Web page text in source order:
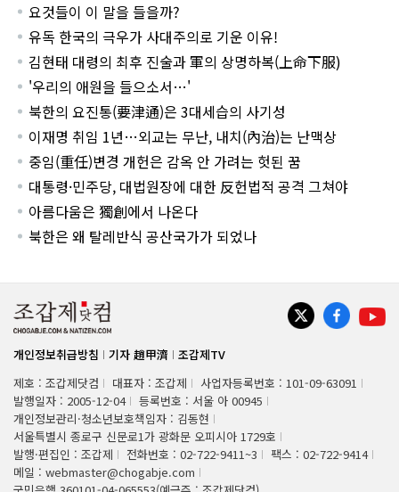
요것들이 이 말을 들을까?
유독 한국의 극우가 사대주의로 기운 이유!
김현태 대령의 최후 진술과 軍의 상명하복(上命下服)
'우리의 애원을 들으소서…'
북한의 요진통(要津通)은 3대세습의 사기성
이재명 취임 1년…외교는 무난, 내치(內治)는 난맥상
중임(重任)변경 개헌은 감옥 안 가려는 헛된 꿈
대통령·민주당, 대법원장에 대한 反헌법적 공격 그쳐야
아름다움은 獨創에서 나온다
북한은 왜 탈레반식 공산국가가 되었나
개인정보취급방침 기자 趙甲濟
조갑제TV
제호 : 조갑제닷컴
대표자 : 조갑제
사업자등록번호 : 101-09-63091
발행일자 : 2005-12-04
등록번호 : 서울 아 00945
개인정보관리·청소년보호책임자 : 김동현
서울특별시 종로구 신문로1가 광화문 오피시아 1729호
발행·편집인 : 조갑제
전화번호 : 02-722-9411~3
팩스 : 02-722-9414
메일 : webmaster@chogabje.com